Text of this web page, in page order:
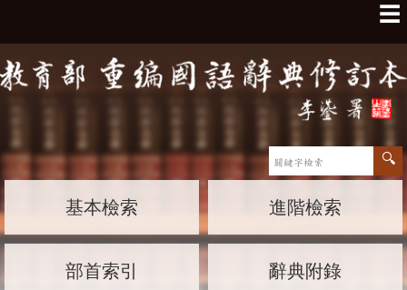
☰
基本檢索 進階檢索
部首索引 辭典附錄